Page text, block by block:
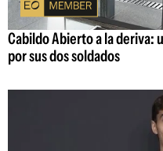
Cabildo Abierto a la
por sus dos soldados